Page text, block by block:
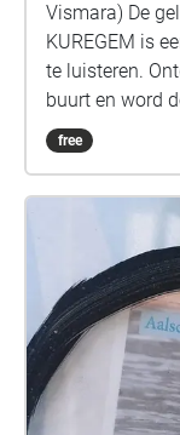
Vismara) De geluidswandeling SOUNDWALK
KUREGEM is
te luisteren.
buurt en word
wereld.
koptelefoon
word je
plekken te
Anderlecht 3,7
free